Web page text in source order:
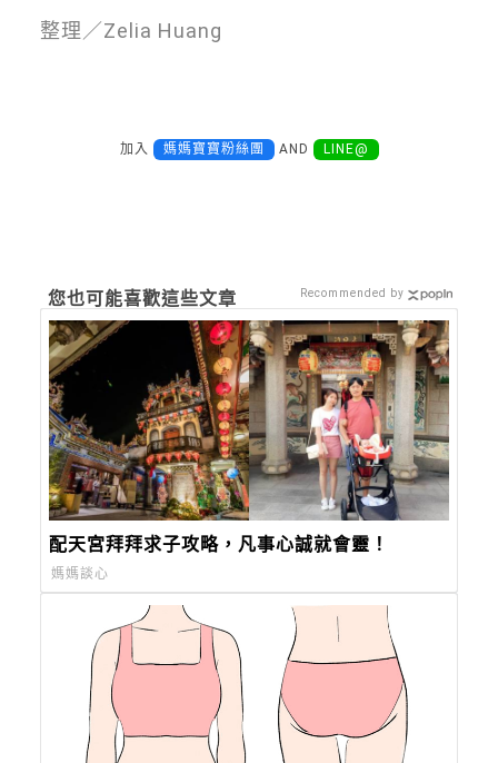
整理／Zelia Huang
加入 媽媽寶寶粉絲團 AND LINE@
您也可能喜歡這些文章
配天宮拜拜求子攻略，凡事心誠就會靈！
媽媽談心
Recommended by